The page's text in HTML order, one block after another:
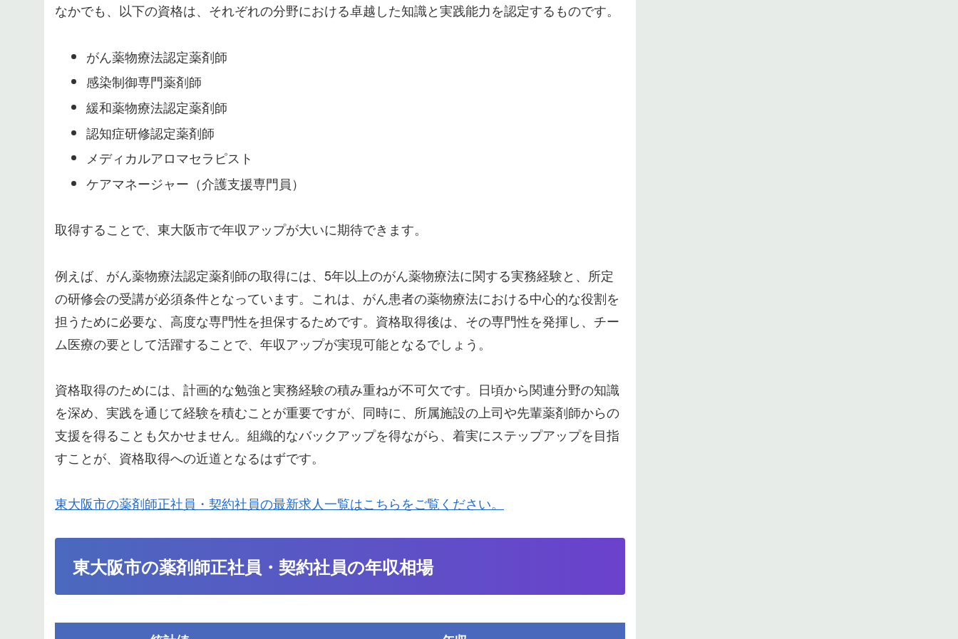
なかでも、以下の資格は、それぞれの分野における卓越した知識と実践能力を認定するものです。
がん薬物療法認定薬剤師
感染制御専門薬剤師
緩和薬物療法認定薬剤師
認知症研修認定薬剤師
メディカルアロマセラピスト
ケアマネージャー（介護支援専門員）
取得することで、東大阪市で年収アップが大いに期待できます。
例えば、がん薬物療法認定薬剤師の取得には、5年以上のがん薬物療法に関する実務経験と、所定
の研修会の受講が必須条件となっています。これは、がん患者の薬物療法における中心的な役割を
担うために必要な、高度な専門性を担保するためです。資格取得後は、その専門性を発揮し、チー
ム医療の要として活躍することで、年収アップが実現可能となるでしょう。
資格取得のためには、計画的な勉強と実務経験の積み重ねが不可欠です。日頃から関連分野の知識
を深め、実践を通じて経験を積むことが重要ですが、同時に、所属施設の上司や先輩薬剤師からの
支援を得ることも欠かせません。組織的なバックアップを得ながら、着実にステップアップを目指
すことが、資格取得への近道となるはずです。
東大阪市の薬剤師正社員・契約社員の最新求人一覧はこちらをご覧ください。
東大阪市の薬剤師正社員・契約社員の年収相場